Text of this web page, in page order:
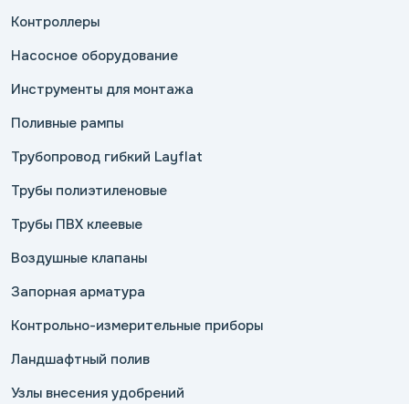
Контроллеры
Насосное оборудование
Инструменты для монтажа
Поливные рампы
Трубопровод гибкий Layflat
Трубы полиэтиленовые
Трубы ПВХ клеевые
Воздушные клапаны
Запорная арматура
Контрольно-измерительные приборы
Ландшафтный полив
Узлы внесения удобрений